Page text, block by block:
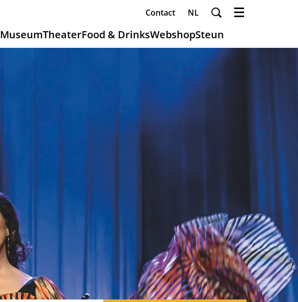
Contact NL
MuseumTheaterFood & DrinksWebshopSteun
Menu